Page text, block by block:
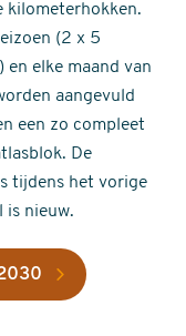
kilometerhokken.
(2 x 5
elke maand van
aangevuld
een zo compleet
De
tijdens het vorige
is nieuw.